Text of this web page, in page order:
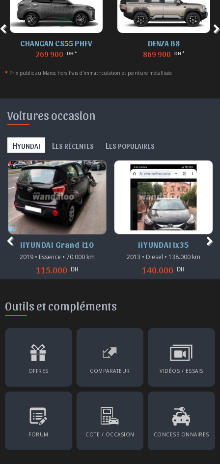
CHANGAN CS55 PHEV
269 900 DH *
DENZA B8
869 900 DH *
* Prix public au Maroc hors frais d'immatriculation et peinture métallisée
Voitures occasion
HYUNDAI L ES RÉCENTES L ES POPULAIRES
HYUNDAI ix35
2013 • Diesel • 138.000 km
140.000 DH
HYUNDAI i30
2022 • Diesel • 115.000 km
215.000 DH
Outils et compléments
OFFRES COMPARATEUR VIDÉOS / ESSAIS
FORUM COTE / OCCASION CONCESSIONNAIRES